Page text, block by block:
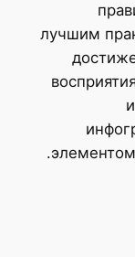
лучшим